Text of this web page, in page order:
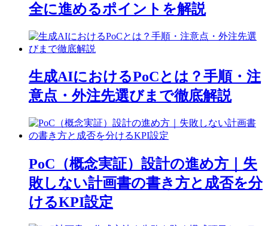
全に進めるポイントを解説
生成AIにおけるPoCとは？手順・注
意点・外注先選びまで徹底解説
PoC（概念実証）設計の進め方｜失
敗しない計画書の書き方と成否を分
けるKPI設定